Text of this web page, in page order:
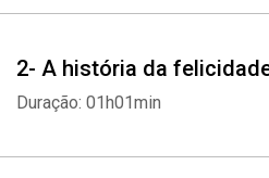
2- A história da
Duração: 01h01min